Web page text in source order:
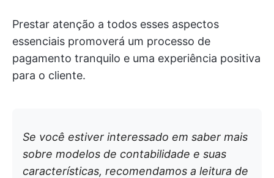
Prestar atenção a todos esses aspectos
essenciais promoverá um processo de
pagamento tranquilo e uma experiência positiva
para o cliente.
Se você estiver interessado em saber mais
sobre modelos de contabilidade e suas
características, recomendamos a leitura de